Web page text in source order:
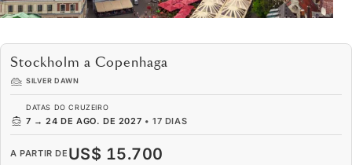
Stockholm a Copenhaga
SILVER DAWN
DATAS DO CRUZEIRO
7 → 24 DE AGO. DE 2027 •17 DIAS
A PARTIR DE US$ 15.700